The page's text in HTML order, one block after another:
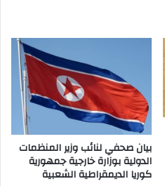
بيان صحفي لنائب وزير المنظمات
الدولية بوزارة خارجية جمهورية
كوريا الديمقراطية الشعبية